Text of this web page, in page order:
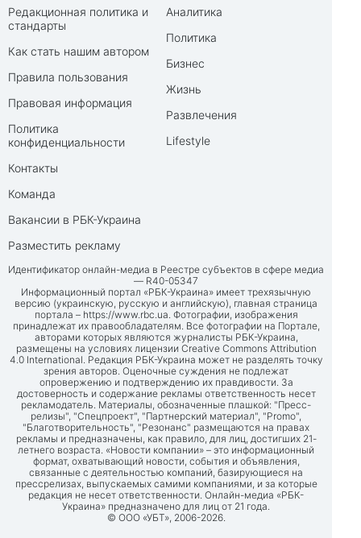
Редакционная политика и
стандарты
Как стать нашим автором
Правила пользования
Правовая информация
Политика
конфиденциальности
Контакты
Команда
Вакансии в РБК-Украина
Разместить рекламу
Аналитика
Политика
Бизнес
Жизнь
Развлечения
Lifestyle
Идентификатор онлайн-медиа в Реестре субъектов в сфере медиа
— R40-05347
Информационный портал «РБК-Украина» имеет трехязычную
версию (украинскую, русскую и английскую), главная страница
портала – https://www.rbc.ua. Фотографии, изображения
принадлежат их правообладателям. Все фотографии на Портале,
авторами которых являются журналисты РБК-Украина,
размещены на условиях лицензии Creative Commons Attribution
4.0 International. Редакция РБК-Украина может не разделять точку
зрения авторов. Оценочные суждения не подлежат
опровержению и подтверждению их правдивости. За
достоверность и содержание рекламы ответственность несет
рекламодатель. Материалы, обозначенные плашкой: "Пресс-
релизы", "Спецпроект", "Партнерский материал", "Promo",
"Благотворительность", "Резонанс" размещаются на правах
рекламы и предназначены, как правило, для лиц, достигших 21-
летнего возраста. «Новости компании» – это информационный
формат, охватывающий новости, события и объявления,
связанные с деятельностью компаний, базирующиеся на
прессрелизах, выпускаемых самими компаниями, и за которые
редакция не несет ответственности. Онлайн-медиа «РБК-
Украина» предназначено для лиц от 21 года.
© ООО «УБТ», 2006-2026.